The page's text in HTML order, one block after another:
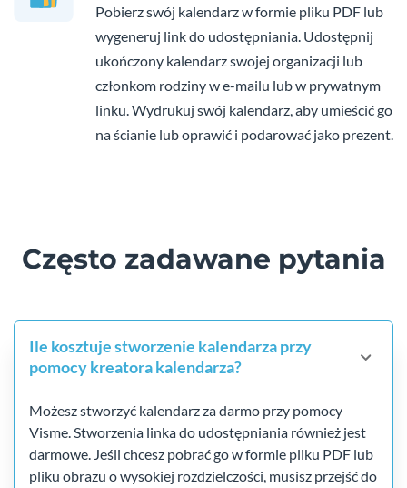
Pobierz swój kalendarz w formie pliku PDF lub
wygeneruj link do udostępniania. Udostępnij
ukończony kalendarz swojej organizacji lub
członkom rodziny w e-mailu lub w prywatnym
linku. Wydrukuj swój kalendarz, aby umieścić go
na ścianie lub oprawić i podarować jako prezent.
Często zadawane pytania
Ile kosztuje stworzenie kalendarza przy
pomocy kreatora kalendarza?
Możesz stworzyć kalendarz za darmo przy pomocy
Visme. Stworzenia linka do udostępniania również jest
darmowe. Jeśli chcesz pobrać go w formie pliku PDF lub
pliku obrazu o wysokiej rozdzielczości, musisz przejść do